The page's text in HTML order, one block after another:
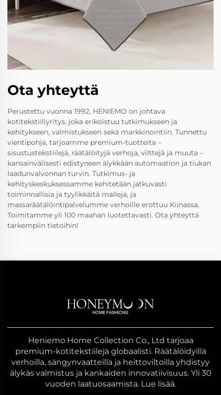
Ota yhteyttä
Perustettu vuonna 1992, HENIEMO on johtava
kotitekstiiliyritys, joka erikoistuu tutkimukseen ja
kehitykseen, valmistukseen sekä markkinointiin. Tunnettu
vientipohja, tarjoamme premium-tuotteita –
sisustustekstiilejä, räätälöityjä verhoja, vilttejä ja muuta –
kansainvälisesti edistyneen älykkään automaation ja tiukan
laadunvalvonnan turvin. Tutkimus- ja
kehityskeskuksessamme kehitetään jatkuvasti
toiminnallisia ja tyylikkäitä malleja, ja
massaräätälöintipalvelumme verhoille erottuu Kiinassa.
Toimitamme yli 100 maahan luotettavasti. Ota yhteyttä
tarkempiin tietoihin!
Heniemo Home Collection Co., Ltd tarjoaa
premium-kotitekstiilejä globaalisti. Räätälöidyillä
verhoilla, sängynvaatteilla ja heittoviltoilla yhdistyy
älykäs valmistus ja kankaiden innovatiivisuus. Yli 30
vuoden laatuosaamista. Lue lisää.